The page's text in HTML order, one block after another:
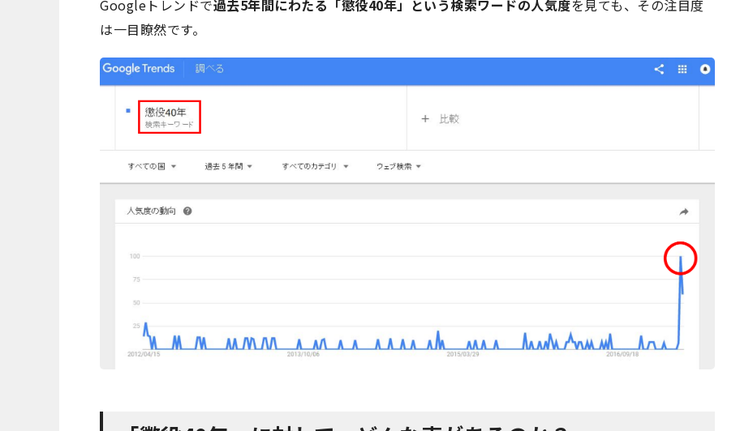
Googleトレンドで過去5年間にわたる「懲役40年」という検索ワードの人気度を見ても、その注目度
は一目瞭然です。